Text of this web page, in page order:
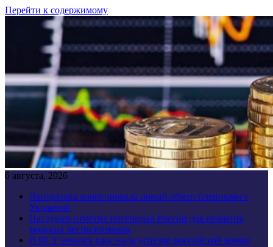
Перейти к содержимому
6 августа, 2026
Лантратова анонсировала новый обмен пленными с
Украиной
Патрушев отметил потенциал России для развития
морских беспилотников
В ВСУ начался хаос из-за успехов российской армии